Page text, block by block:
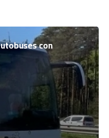
con